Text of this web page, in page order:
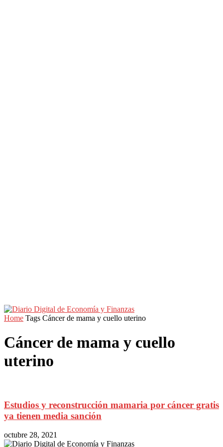
Home Tags Cáncer de mama y cuello uterino
Cáncer de mama y cuello
uterino
Estudios y reconstrucción mamaria por cáncer gratis
ya tienen media sanción
octubre 28, 2021